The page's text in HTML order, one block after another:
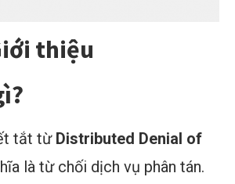
thiệu
tắt từ Distributed Denial of
là từ chối dịch vụ phân tán.